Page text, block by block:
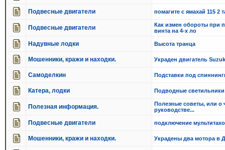
Подвесные двигатели помагите с ямахай 115 2
Подвесные двигатели
Как измен обороты при
винта на 4-х ло
Надувные лодки Высота транца
Мошенники, кражи и находки. Украден двигатель
Самоделкин Подставки под
Катера, лодки Подводные
Полезная информация.
Полезные советы, или о
руководстве...
Подвесные двигатели подключение
Мошенники, кражи и находки. Украдены два мотора в